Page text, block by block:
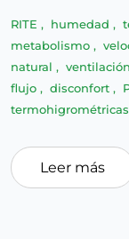
RITE , humedad ,
metabolismo ,
natural ,
flujo , disconfort ,
termohigrométricas
Leer más